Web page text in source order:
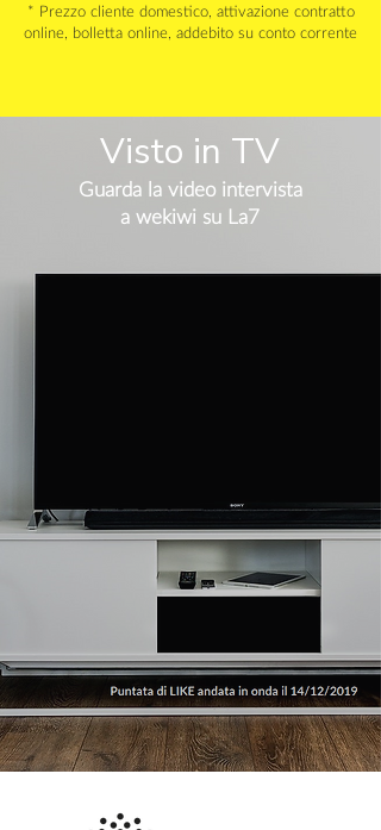
* Prezzo cliente domestico, attivazione contratto
online, bolletta online, addebito su conto corrente
Visto in TV
Guarda la video intervista
a wekiwi su La7